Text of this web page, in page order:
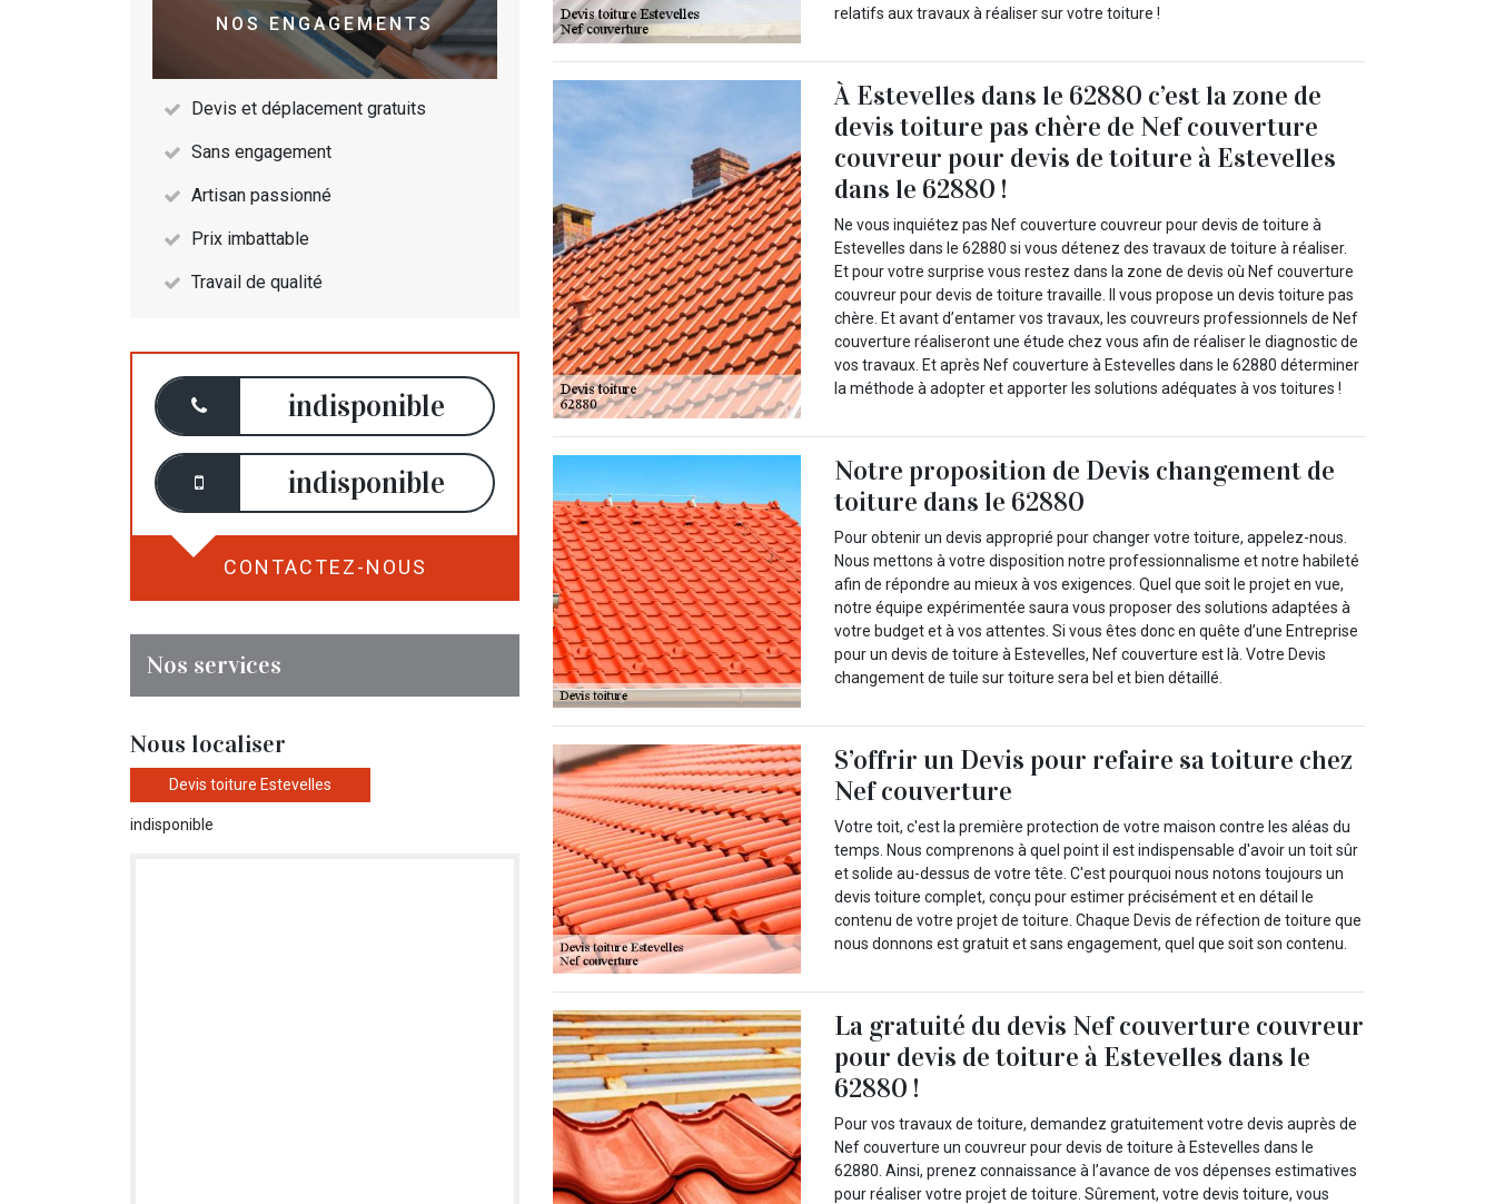
NOS ENGAGEMENTS
Devis et déplacement gratuits
Sans engagement
Artisan passionné
Prix imbattable
Travail de qualité
indisponible
indisponible
CONTACTEZ-NOUS
Nos services
Nous localiser
Devis toiture Estevelles
indisponible
relatifs aux travaux à réaliser sur votre toiture !
À Estevelles dans le 62880 c’est la zone de
devis toiture pas chère de Nef couverture
couvreur pour devis de toiture à Estevelles
dans le 62880 !
Ne vous inquiétez pas Nef couverture couvreur pour devis de toiture à
Estevelles dans le 62880 si vous détenez des travaux de toiture à réaliser.
Et pour votre surprise vous restez dans la zone de devis où Nef couverture
couvreur pour devis de toiture travaille. Il vous propose un devis toiture pas
chère. Et avant d’entamer vos travaux, les couvreurs professionnels de Nef
couverture réaliseront une étude chez vous afin de réaliser le diagnostic de
vos travaux. Et après Nef couverture à Estevelles dans le 62880 déterminer
la méthode à adopter et apporter les solutions adéquates à vos toitures !
Notre proposition de Devis changement de
toiture dans le 62880
Pour obtenir un devis approprié pour changer votre toiture, appelez-nous.
Nous mettons à votre disposition notre professionnalisme et notre habileté
afin de répondre au mieux à vos exigences. Quel que soit le projet en vue,
notre équipe expérimentée saura vous proposer des solutions adaptées à
votre budget et à vos attentes. Si vous êtes donc en quête d’une Entreprise
pour un devis de toiture à Estevelles, Nef couverture est là. Votre Devis
changement de tuile sur toiture sera bel et bien détaillé.
S’offrir un Devis pour refaire sa toiture chez
Nef couverture
Votre toit, c'est la première protection de votre maison contre les aléas du
temps. Nous comprenons à quel point il est indispensable d'avoir un toit sûr
et solide au-dessus de votre tête. C'est pourquoi nous notons toujours un
devis toiture complet, conçu pour estimer précisément et en détail le
contenu de votre projet de toiture. Chaque Devis de réfection de toiture que
nous donnons est gratuit et sans engagement, quel que soit son contenu.
La gratuité du devis Nef couverture couvreur
pour devis de toiture à Estevelles dans le
62880 !
Pour vos travaux de toiture, demandez gratuitement votre devis auprès de
Nef couverture un couvreur pour devis de toiture à Estevelles dans le
62880. Ainsi, prenez connaissance à l’avance de vos dépenses estimatives
pour réaliser votre projet de toiture. Sûrement, votre devis toiture, vous